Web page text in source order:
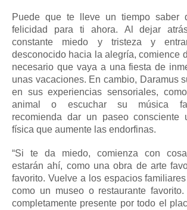
Puede que te lleve un tiempo saber
felicidad para ti ahora. Al dejar
constante miedo y tristeza y
desconocido hacia la alegría, comience
necesario que vaya a una fiesta de
unas vacaciones. En cambio, Daramus
en sus experiencias sensoriales,
animal o escuchar su música
recomienda dar un paseo consciente
física que aumente las endorfinas.
“Si te da miedo, comienza con
estarán ahí, como una obra de arte
favorito. Vuelve a los espacios
como un museo o restaurante favorito.
completamente presente por todo el